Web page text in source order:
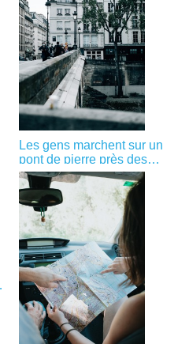
Les gens marchent sur un
pont de pierre près des
bâtiments Photo